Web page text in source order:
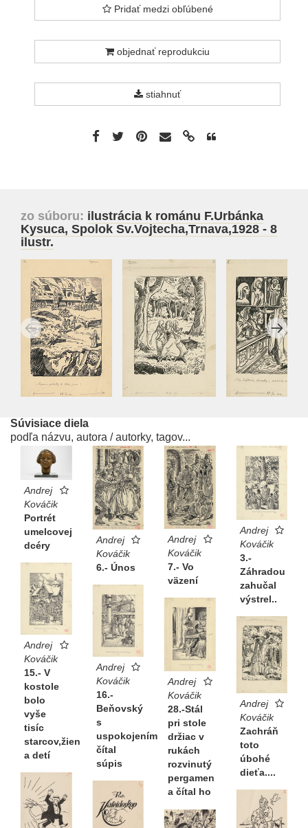
Pridať medzi obľúbené
objednať reprodukciu
stiahnuť
zo súboru: ilustrácia k románu F.Urbánka
Kysuca, Spolok Sv.Vojtecha,Trnava,1928 - 8
ilustr.
Súvisiace diela
podľa názvu, autora / autorky, tagov...
Andrej
Kováčik
Portrét
umelcovej
dcéry
Andrej
Kováčik
6.- Únos
Andrej
Kováčik
7.- Vo
väzení
Andrej
Kováčik
3.-
Záhradou
zahučal
výstrel..
Andrej
Kováčik
15.- V
kostole
bolo
vyše
tisíc
starcov,žien
a detí
Andrej
Kováčik
16.-
Beňovský
s
uspokojením
čítal
súpis
Andrej
Kováčik
28.-Stál
pri stole
držiac v
rukách
rozvinutý
pergamen
a čítal ho
Andrej
Kováčik
Zachráň
toto
úbohé
dieťa....